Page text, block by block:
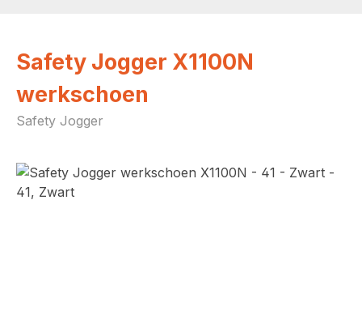
Safety Jogger X1100N
werkschoen
Safety Jogger
Afbeeldingengalerij overslaan